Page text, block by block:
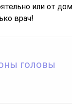
или от
врач!
головы